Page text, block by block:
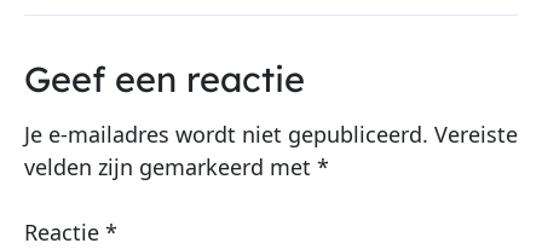
Geef een reactie
Je e-mailadres wordt niet gepubliceerd. Vereiste
velden zijn gemarkeerd met *
Reactie *